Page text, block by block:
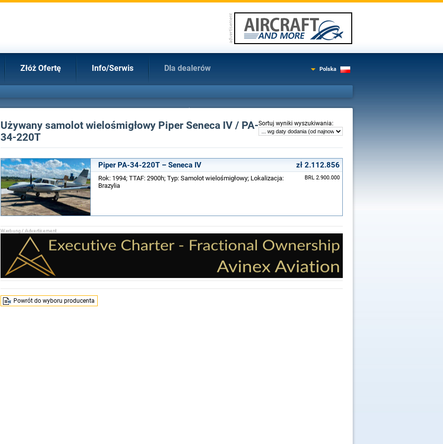
Złóż Ofertę Info/Serwis Dla dealerów Polska
Sortuj wyniki wyszukiwania:
Używany samolot wielośmigłowy Piper Seneca IV / PA-
34-220T
Piper PA-34-220T – Seneca IV zł 2.112.856
BRL 2.900.000
Rok: 1994; TTAF: 2900h; Typ: Samolot wielośmigłowy; Lokalizacja:
Brazylia
Powrót do wyboru producenta